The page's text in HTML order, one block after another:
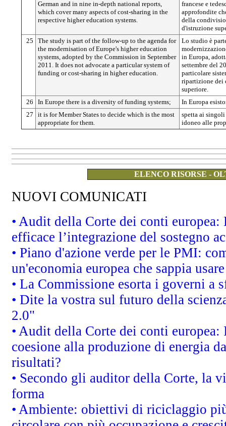
German and in nine in-depth national reports,
which cover many aspects of cost-sharing in the
respective higher education systems.
francese e
approfondite
della
d'istruzione
25
The study is part of the follow-up to the agenda for
the modernisation of Europe's higher education
systems, adopted by the Commission in September
2011. It does not advocate a particular system of
funding or cost-sharing in higher education.
Lo studio è
in Europa,
settembre del
particolare
ripartizione dei
superiore.
26
In Europe there is a diversity of funding systems;
In Europa
27
it is for Member States to decide which is the most
appropriate for them.
spetta ai
idoneo alle
ELENCO RISORSE -
NUOVI COMUNICATI
• Audit della Corte dei conti
efficace l’integrazione del sostegno
• Piano d'azione verde per le PMI:
un'economia europea che sappia
• La Commissione esorta i governi
• Dite la vostra sul futuro della
2.0"
• Audit della Corte dei conti
coesione alla produzione di energia
risultati?
• Secondo gli auditor della Corte, la
forma
• Ambiente: obiettivi di riciclaggio